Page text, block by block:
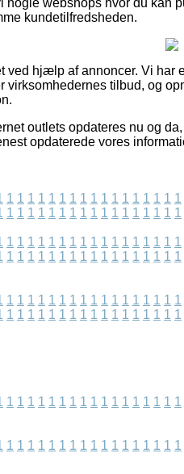
kundetilfredsheden.
ved hjælp af annoncer. Vi har
virksomhedernes tilbud, og
outlets opdateres nu og
opdaterede vores
1 1 1 1 1 1 1 1 1 1 1 1 1 1 1 1 1
1 1 1 1 1 1 1 1 1 1 1 1 1 1 1 1 1
1 1 1 1 1 1 1 1 1 1 1 1 1 1 1 1 1
1 1 1 1 1 1 1 1 1 1 1 1 1 1 1 1 1
1 1 1 1 1 1 1 1 1 1 1 1 1 1 1 1 1
1 1 1 1 1 1 1 1 1 1 1 1 1 1 1 1 1
1 1 1 1 1 1 1 1 1 1 1 1 1 1 1 1 1
1 1 1 1 1 1 1 1 1 1 1 1 1 1 1 1 1